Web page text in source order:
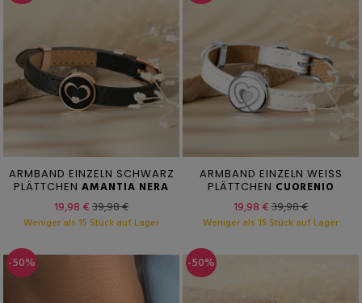
ARMBAND EINZELN SCHWARZ
PLÄTTCHEN AMANTIA NERA
19,98 €39,98 €
Weniger als 15 Stück auf Lager
ARMBAND EINZELN WEISS
PLÄTTCHEN CUORENIO
19,98 €39,98 €
Weniger als 15 Stück auf Lager
-50% -50%